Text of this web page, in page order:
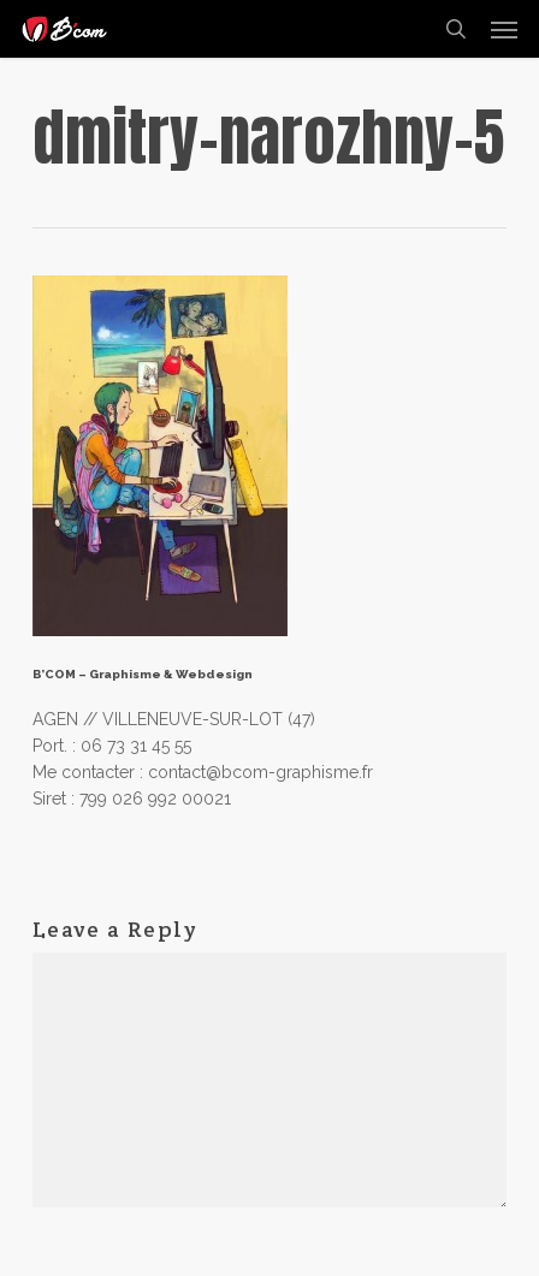
search
dmitry-narozhny-5
B’COM – Graphisme & Webdesign
AGEN // VILLENEUVE-SUR-LOT (47)
Port. : 06 73 31 45 55
Me contacter : contact@bcom-graphisme.fr
Siret : 799 026 992 00021
Leave a Reply